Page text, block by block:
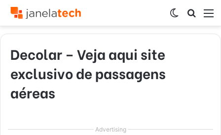
por
Switch
skin
Decolar – Veja aqui site
exclusivo de passagens
aéreas
Advertising